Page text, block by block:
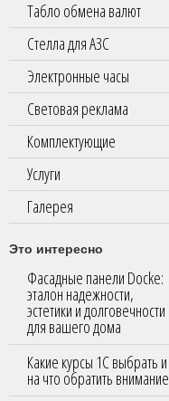
Табло обмена валют
Стелла для АЗС
Электронные часы
Световая реклама
Комплектующие
Услуги
Галерея
Это интересно
Фасадные панели Docke:
эталон надежности,
эстетики и долговечности
для вашего дома
Какие курсы 1С выбрать и
на что обратить внимание